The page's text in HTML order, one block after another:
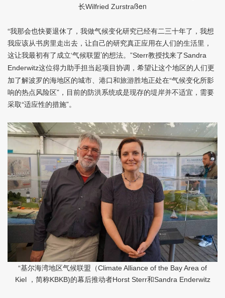
长Wilfried Zurstraßen
“我那会也快要退休了，我做气候变化研究已经有二三十年了，我想
我应该从书房里走出去，让自己的研究真正应用在人们的生活里，
这让我最初有了成立‘气候联盟’的想法。”Sterr教授找来了Sandra
Enderwitz这位得力助手担当起项目协调，希望让这个地区的人们更
加了解波罗的海地区的城市、港口和旅游胜地正处在“气候变化所影
响的热点风险区”，目前的防洪系统或是现存的堤岸并不适宜，需要
采取“适应性的措施”。
“基尔海湾地区气候联盟（Climate Alliance of the Bay Area of
Kiel
，简称KBKB)的幕后推动者Horst Sterr和Sandra Enderwitz